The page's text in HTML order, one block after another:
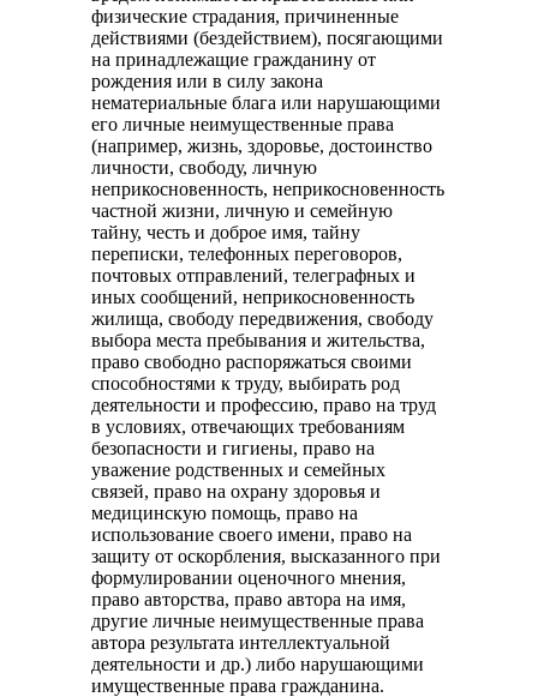
физические страдания, причиненные
действиями (бездействием), посягающими
на принадлежащие гражданину от
рождения или в силу закона
нематериальные блага или нарушающими
его личные неимущественные права
(например, жизнь, здоровье, достоинство
личности, свободу, личную
неприкосновенность, неприкосновенность
частной жизни, личную и семейную
тайну, честь и доброе имя, тайну
переписки, телефонных переговоров,
почтовых отправлений, телеграфных и
иных сообщений, неприкосновенность
жилища, свободу передвижения, свободу
выбора места пребывания и жительства,
право свободно распоряжаться своими
способностями к труду, выбирать род
деятельности и профессию, право на труд
в условиях, отвечающих требованиям
безопасности и гигиены, право на
уважение родственных и семейных
связей, право на охрану здоровья и
медицинскую помощь, право на
использование своего имени, право на
защиту от оскорбления, высказанного при
формулировании оценочного мнения,
право авторства, право автора на имя,
другие личные неимущественные права
автора результата интеллектуальной
деятельности и др.) либо нарушающими
имущественные права гражданина.